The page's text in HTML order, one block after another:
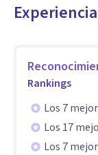
Experiencia
Rankings
Los 7
Los 17
Los 7